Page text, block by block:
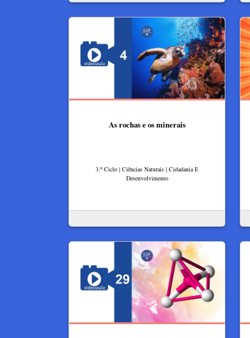
As rochas e os minerais
3.º Ciclo | Ciências Naturais | Cidadania E
Desenvolvimento